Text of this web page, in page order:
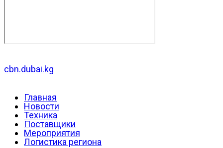
cbn.dubai.kg
Главная
Новости
Техника
Поставщики
Мероприятия
Логистика региона